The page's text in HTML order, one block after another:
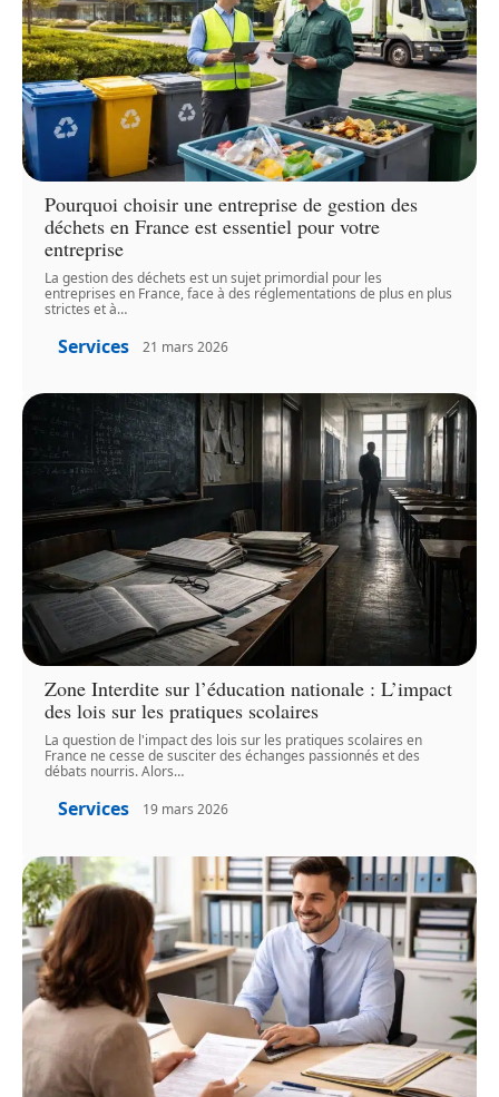
Pourquoi choisir une entreprise de gestion des
déchets en France est essentiel pour votre
entreprise
La gestion des déchets est un sujet primordial pour les
entreprises en France, face à des réglementations de plus en plus
strictes et à…
Services 21 mars 2026
Zone Interdite sur l’éducation nationale : L’impact
des lois sur les pratiques scolaires
La question de l'impact des lois sur les pratiques scolaires en
France ne cesse de susciter des échanges passionnés et des
débats nourris. Alors…
Services 19 mars 2026